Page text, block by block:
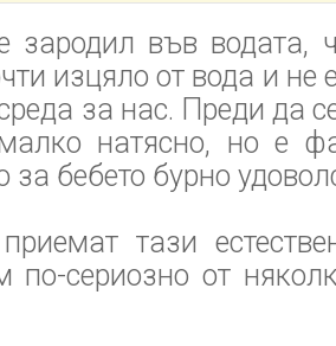
зародил във водата,
изцяло от вода и не
за нас. Преди да
натясно, но е
за бебето бурно
тази
по-сериозно от